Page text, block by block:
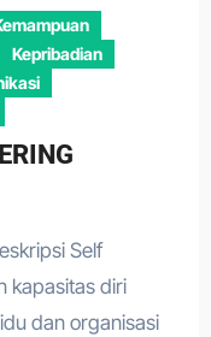
Kepribadian
kapasitas diri
dan organisasi